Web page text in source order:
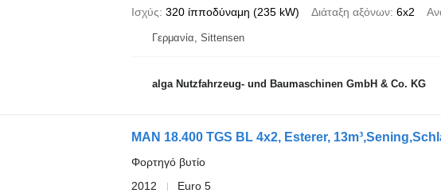
Ισχύς 320 ίπποδύναμη (235 kW) Διάταξη αξόνων 6x2
Γερμανία, Sittensen
alga Nutzfahrzeug- und Baumaschinen GmbH & Co. KG
MAN 18.400 TGS BL 4x2, Esterer,
Φορτηγό βυτίο
2012
Euro 5